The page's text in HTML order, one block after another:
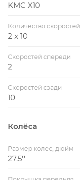
KMC X10
Количество скоростей
2 x 10
Скоростей спереди
2
Скоростей сзади
10
Колёса
Размер колес, дюйм
27.5''